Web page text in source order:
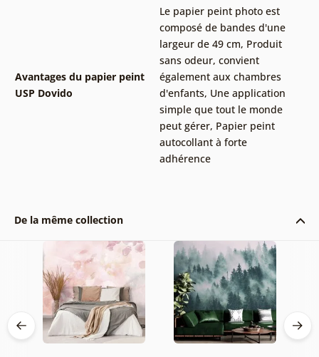
Avantages du papier peint
USP Dovido
Le papier peint photo est
composé de bandes d'une
largeur de 49 cm, Produit
sans odeur, convient
également aux chambres
d'enfants, Une application
simple que tout le monde
peut gérer, Papier peint
autocollant à forte
adhérence
De la même collection